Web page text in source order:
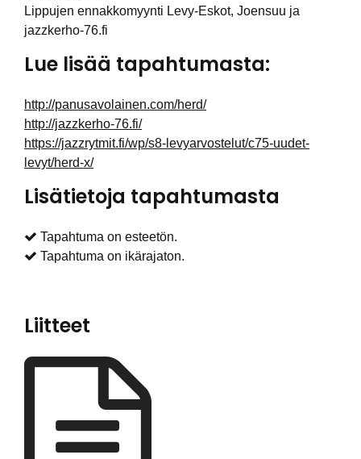
Lippujen ennakkomyynti Levy-Eskot, Joensuu ja
jazzkerho-76.fi
Lue lisää tapahtumasta:
http://panusavolainen.com/herd/
http://jazzkerho-76.fi/
https://jazzrytmit.fi/wp/s8-levyarvostelut/c75-uudet-
levyt/herd-x/
Lisätietoja tapahtumasta
Tapahtuma on esteetön.
Tapahtuma on ikärajaton.
Liitteet